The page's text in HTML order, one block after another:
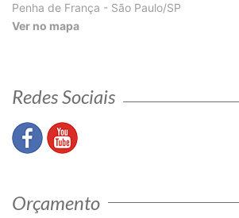
Penha de França - São Paulo/SP
Ver no mapa
Redes Sociais
Orçamento